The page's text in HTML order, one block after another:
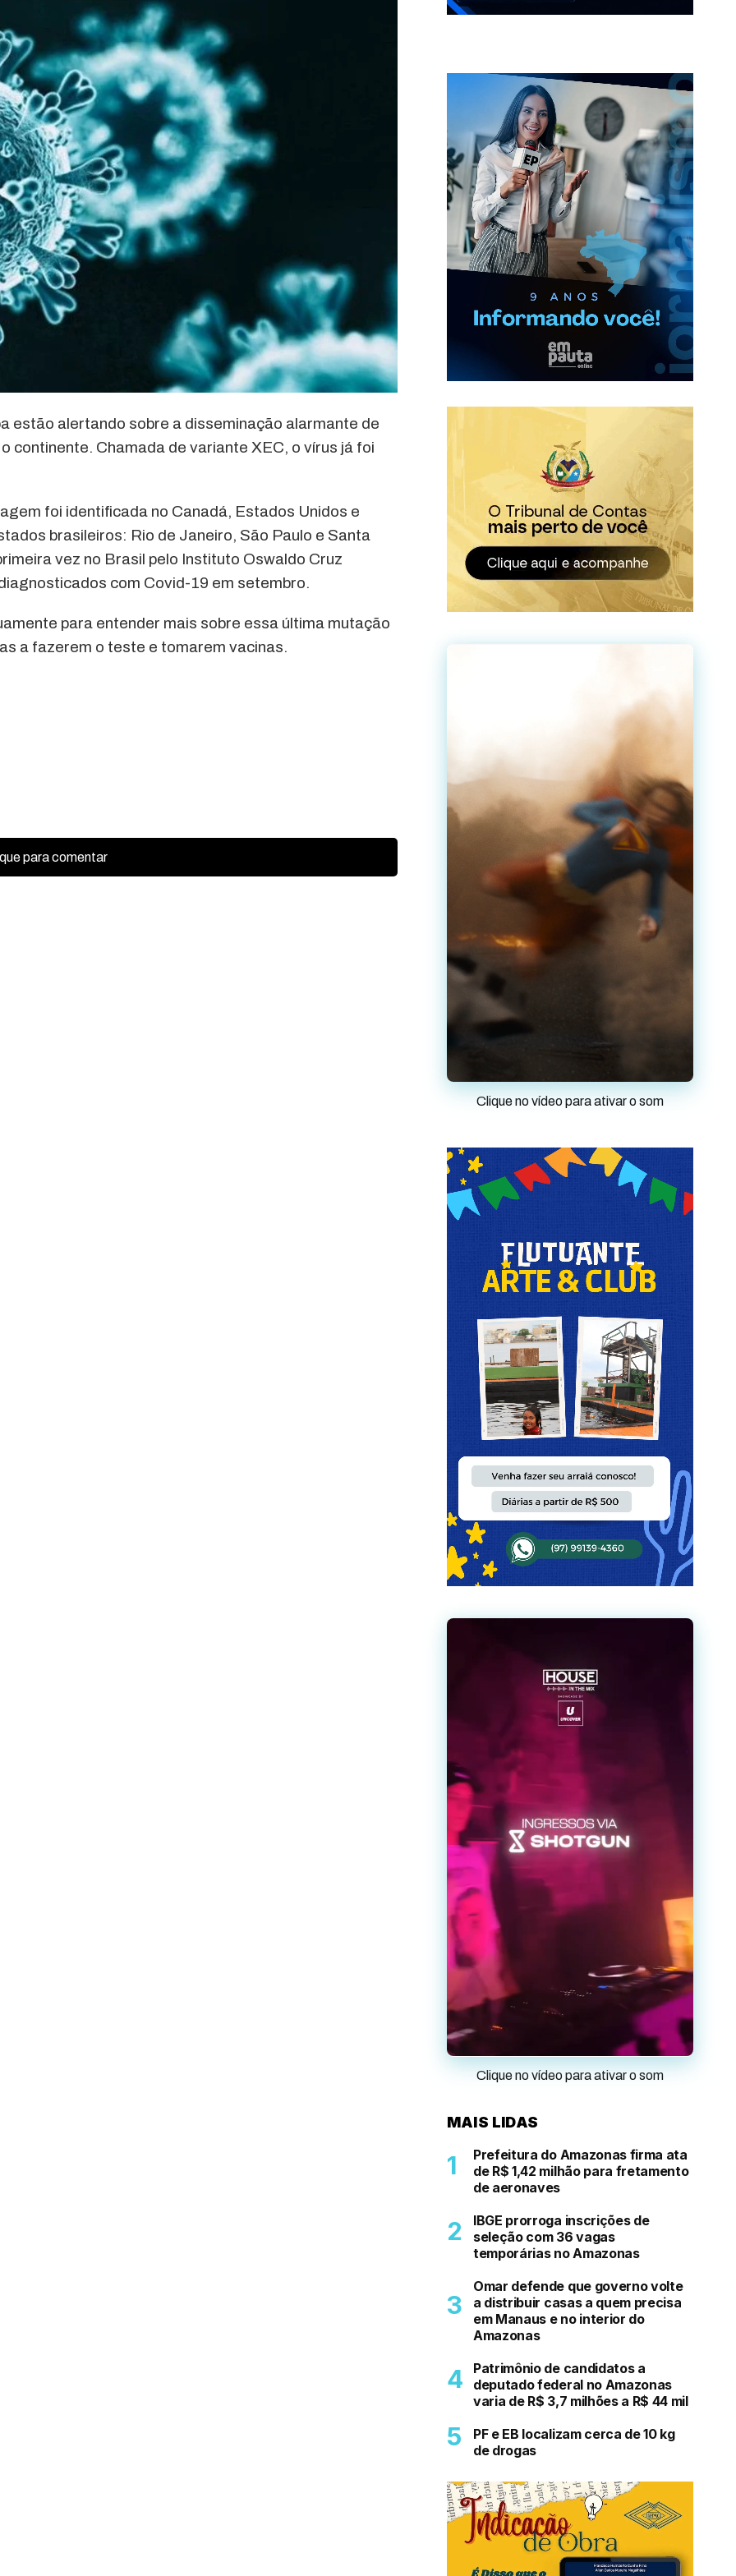
estão alertando sobre a disseminação alarmante de
continente. Chamada de variante XEC, o vírus já foi
foi identificada no Canadá, Estados Unidos e
brasileiros: Rio de Janeiro, São Paulo e Santa
vez no Brasil pelo Instituto Oswaldo Cruz
com Covid-19 em setembro.
para entender mais sobre essa última mutação
a fazerem o teste e tomarem vacinas.
para comentar
Clique no vídeo para ativar o som
Clique no vídeo para ativar o som
MAIS LIDAS
Prefeitura do Amazonas firma ata
de R$ 1,42 milhão para fretamento
de aeronaves
IBGE prorroga inscrições de
seleção com 36 vagas
temporárias no Amazonas
Omar defende que governo volte
a distribuir casas a quem precisa
em Manaus e no interior do
Amazonas
Patrimônio de candidatos a
deputado federal no Amazonas
varia de R$ 3,7 milhões a R$ 44 mil
PF e EB localizam cerca de 10 kg
de drogas